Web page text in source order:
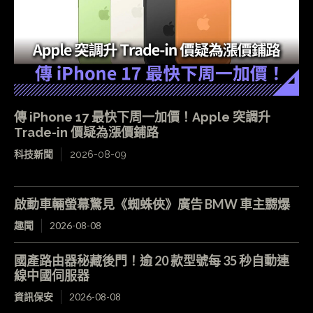
傳 iPhone 17 最快下周一加價！Apple 突調升
Trade-in 價疑為漲價鋪路
科技新聞 2026-08-09
啟動車輛螢幕驚見《蜘蛛俠》廣告 BMW 車主嬲爆
趣聞 2026-08-08
國產路由器秘藏後門！逾 20 款型號每 35 秒自動連
線中國伺服器
資訊保安 2026-08-08